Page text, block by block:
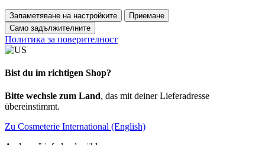
Запаметяване на настройките
Приемане
Само задължителните
Политика за поверителност
Bist du im richtigen Shop?
Bitte wechsle zum Land, das mit deiner Lieferadresse
übereinstimmt.
Zu Cosmeterie International (English)